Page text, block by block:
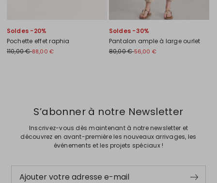
Soldes -20%
Pochette effet raphia
110,00 €88,00 €
Soldes -30%
Pantalon ample à large ourlet
80,00 €56,00 €
S’abonner à notre Newsletter
Inscrivez-vous dès maintenant à notre newsletter et
découvrez en avant-première les nouveaux arrivages, les
événements et les projets spéciaux !
Ajouter votre adresse e-mail